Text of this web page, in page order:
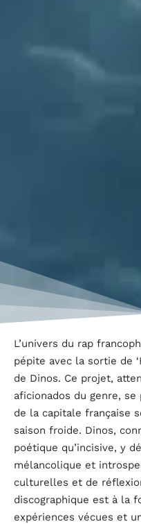
L’univers du rap
pépite avec la sortie de
de Dinos. Ce projet,
aficionados du genre, se
de la capitale française
saison froide. Dinos,
poétique qu’incisive, y
mélancolique et
culturelles et de
discographique est à la
expériences vécues et